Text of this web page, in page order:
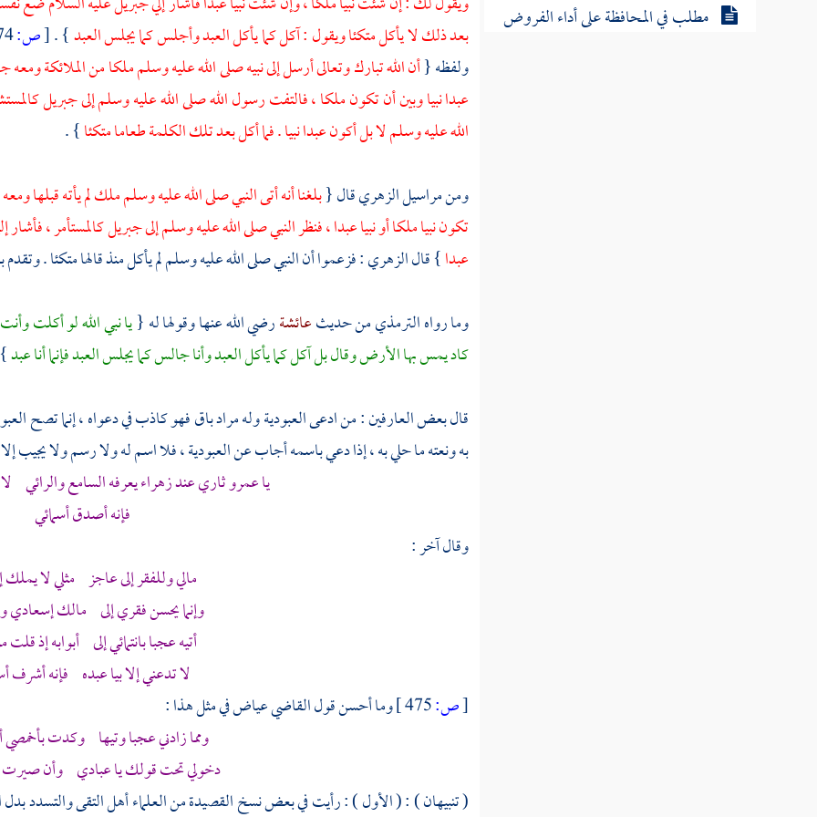
مطلب في المحافظة على أداء الفروض
بعد ذلك لا يأكل متكئا ويقول : آكل كما يأكل العبد وأجلس كما يجلس العبد} .
[ص:474 ]
ولفظه {أن الله تبارك وتعالى أرسل إلى نبيه صلى الله عليه وسلم ملكا من الملائكة ومعه
عبدا نبيا وبين أن تكون ملكا ، فالتفت رسول الله صلى الله عليه وسلم إلىجبريل
الله عليه وسلم لا بل أكون عبدا نبيا . فما أكل بعد تلك الكلمة طعاما متكئا} .
ومن مراسيلالزهريقال {بلغنا أنه أتى النبي صلى الله عليه وسلم ملك لم يأته قبلها ومعه
تكون نبيا ملكا أو نبيا عبدا ، فنظر النبي صلى الله عليه وسلم إلىجبريلكالمستأمر ،
عبدا} قالالزهري: فزعموا أن النبي صلى الله عليه وسلم لم يأكل منذ قالها متكئا .
وما رواهالترمذيمن حديثعائشةرضي الله عنها وقولها له {يا نبي الله لو أكلت
كاد يمس بها الأرض وقال بل آكل كما يأكل العبد وأنا جالس كما يجلس العبد فإنما أنا عبد
قال بعض العارفين : من ادعى العبودية وله مراد باق فهو كاذب في دعواه ، إنما تصح
به ونعته ما حلي به ، إذا دعي باسمه أجاب عن العبودية ، فلا اسم له ولا رسم ولا يجيب
يا عمرو ثاري عند زهراء يعرفه السامع والرائي
فإنه أصدق أسمائي
وقال آخر :
مالي وللفقر إلى عاجز مثلي لا يملك
وإنما يحسن فقري إلى مالك إسعادي
أتيه عجبا بانتمائي إلى أبوابه إذ
لا تدعني إلا بيا عبده فإنه أشرف
[ص: وما أحسن قول القاضيعياضفي مثل هذا :
ومما زادني عجبا وتيها وكدت بأخمصي
دخولي تحت قولك يا عبادي وأن
( تنبيهان ) : ( الأول ) : رأيت في بعض نسخ القصيدة من العلماء أهل التقى والتسدد بدل